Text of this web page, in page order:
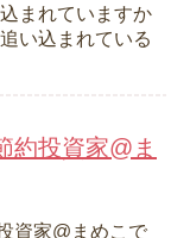
まれていますか
い込まれている
約投資家@ま
資家@まめこで